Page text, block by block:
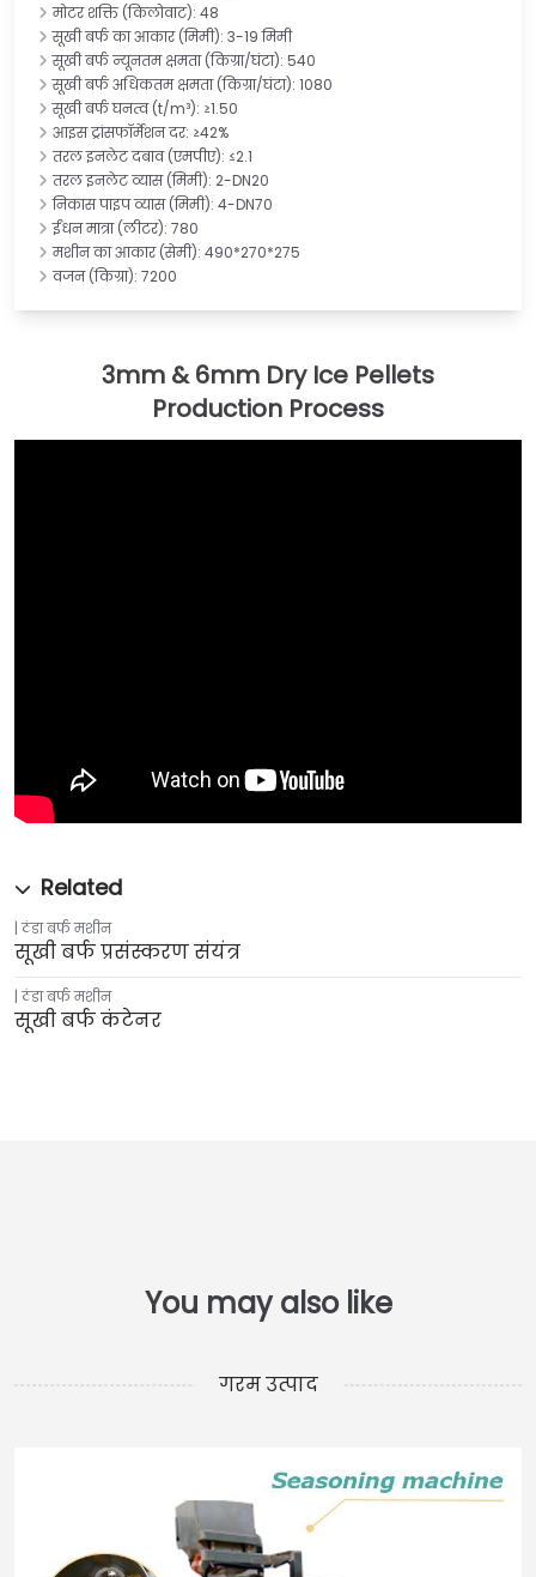
मोटर शक्ति (किलोवाट): 48
सूखी बर्फ का आकार (मिमी): 3-19 मिमी
सूखी बर्फ न्यूनतम क्षमता (किग्रा/घंटा): 540
सूखी बर्फ अधिकतम क्षमता (किग्रा/घंटा): 1080
सूखी बर्फ घनत्व (t/m³): ≥1.50
आइस ट्रांसफॉर्मेशन दर: ≥42%
तरल इनलेट दबाव (एमपीए): ≤2.1
तरल इनलेट व्यास (मिमी): 2-DN20
निकास पाइप व्यास (मिमी): 4-DN70
ईंधन मात्रा (लीटर): 780
मशीन का आकार (सेमी): 490*270*275
वजन (किग्रा): 7200
ठंडा बर्फ मशीन
सूखी बर्फ प्रसंस्करण संयंत्र
ठंडा बर्फ मशीन
सूखी बर्फ कंटेनर
गरम उत्पाद